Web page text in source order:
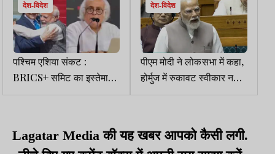
देश-विदेश
पश्चिम एशिया संकट :
BRICS+ समिट का इस्तेमाल
क्यों नहीं कर रहे मोदी, कांग्रेस
देश-विदेश
पीएम मोदी ने लोकसभा में कहा,
होर्मुज में रुकावट स्वीकार नहीं
है, भारतीयों की सुरक्षा सर्वोच्च
Lagatar Mediaकी यह खबर आपको कैसी लगी.